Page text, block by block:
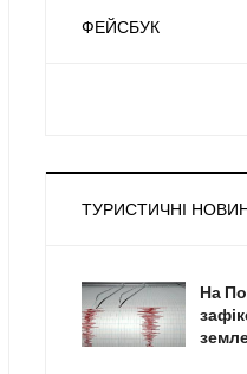
ФЕЙСБУК
ТУРИСТИЧНІ
На